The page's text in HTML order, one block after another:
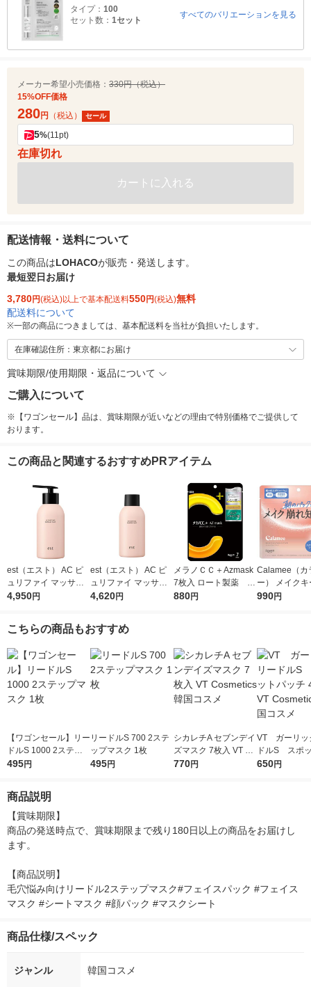
タイプ： 100
セット数： 1セット
すべてのバリエーションを見る
メーカー希望小売価格： 330円（税込）
15%OFF価格
280円 （税込） セール
5%(11pt)
在庫切れ
カートに入れる
配送情報・送料について
この商品はLOHACOが販売・発送します。
最短翌日お届け
3,780円(税込)以上で基本配送料550円(税込)無料
配送料について
※一部の商品につきましては、基本配送料を当社が負担いたします。
在庫確認住所：東京都にお届け
賞味期限/使用期限・返品について
ご購入について
※【ワゴンセール】品は、賞味期限が近いなどの理由で特別価格でご提供して
おります。
この商品と関連するおすすめPRアイテム
est（エスト） AC ピ
ュリファイ マッサー
ジウォッシュ 170g 花
4,950円
est（エスト） AC ピ
ュリファイ マッサー
ジウォッシュ レフィ
4,620円
メラノＣＣ＋Azmask
7枚入 ロート製薬 フ
ェイスパック 美白
880円
Calamee（カ
ー） メイク
クエアパック
990円
こちらの商品もおすすめ
【ワゴンセール】リー
ドルS 1000 2ステッ
プマスク 1枚
495円
リードルS 700 2ステ
ップマスク 1枚
495円
シカレチA セブンデイ
ズマスク 7枚入 VT Co
smetics 韓国コスメ
770円
VT ガーリッ
ドルS スポ
チ 48枚 VT
650円
商品説明
【賞味期限】
商品の発送時点で、賞味期限まで残り180日以上の商品をお届けし
ます。
【商品説明】
毛穴悩み向けリードル2ステップマスク#フェイスパック #フェイス
マスク #シートマスク #顔パック #マスクシート
商品仕様/スペック
ジャンル 韓国コスメ